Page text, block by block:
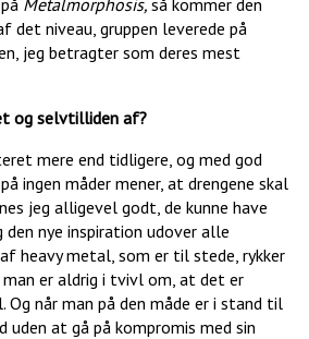
Metalmorphosis, så kommer den
det niveau, gruppen leverede på
jeg betragter som deres mest
og selvtilliden af?
mere end tidligere, og med god
ingen måder mener, at drengene skal
jeg alligevel godt, de kunne have
nye inspiration udover alle
heavy metal, som er til stede, rykker
man er aldrig i tvivl om, at det er
når man på den måde er i stand til
uden at gå på kompromis med sin